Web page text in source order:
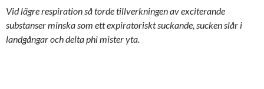
Vid lägre respiration så torde tillverkningen av exciterande
substanser minska som ett expiratoriskt suckande, sucken slår i
landgångar och delta phi mister yta.